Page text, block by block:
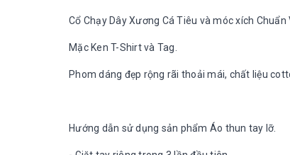
Cổ Chạy Dây Xương Cá Tiêu và móc xích Chuẩn
Mặc Ken T-Shirt và Tag.
Phom dáng đẹp rộng rãi thoải mái, chất liệu
Hướng dẫn sử dụng sản phẩm Áo thun tay lỡ.